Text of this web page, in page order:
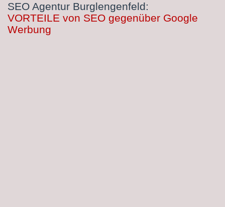
SEO Agentur Burglengenfeld:
VORTEILE von SEO gegenüber Google
Werbung